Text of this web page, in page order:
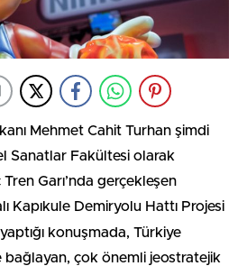
Mehmet Cahit Turhan şimdi
Sanatlar Fakültesi olarak
Garı’nda gerçekleşen
Kapıkule Demiryolu Hattı Projesi
konuşmada, Türkiye
bağlayan, çok önemli jeostratejik